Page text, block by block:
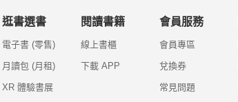
逛書選書
電子書 (零售)
月讀包 (月租)
XR 體驗書展
閱讀書籍
線上書櫃
下載 APP
會員服務
會員專區
兌換券
常見問題